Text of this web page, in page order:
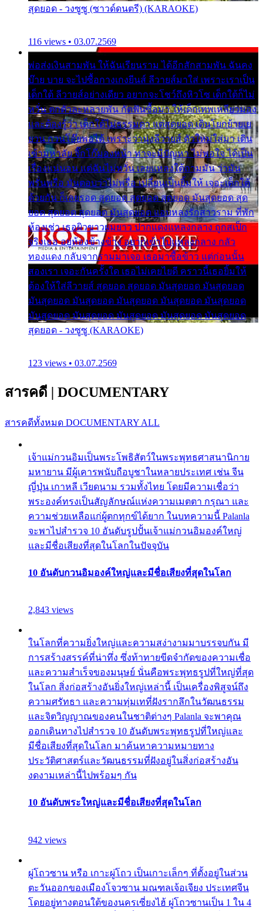
สุดยอด - วงซูซู (ซาวด์ดนตรี) (KARAOKE)
116 views • 03.07.2569
พ่อส่งเงินสามพัน ให้ฉันเรียนราม ได้อีกสักสามพัน ฉันคง
บ๊าย บาย จะไปซื้อกางเกงยีนส์ ลีวายส์มาใส่ เพราะเราเป็น
เด็กใต้ ลีวายส์อย่างเดียว อยากจะโชว์ถึงหิวโซ เด็กใต้ก็ไม่
หวั่น ตกตัวละหลายพัน กัดฟันซื้อมา ให้เด็กเทพเหลียวมอง
และต้องรู้ว่า เด็กใต้ไม่ธรรมดา แต่สุดยอด เดินโยกย้ายเย
ยวน กวนโอ๊ยพอได้ เพราะว่านุ่งลีวายส์ ตัวใหม่ใส่มา เดิน
เข้ามหาลัย จิ๊กโก๊มองหน้า ท่าจะมีปัญหา ไม่พอใจ ได้เป็น
เรื่องแน่นอน แต่ฉันไม่หวั่น เลยแหลงใต้ถามมัน ว่ามัน
พรั่นพรือ มันตอบว่าไม่พรื่อ เปลี่ยนเป็นยิ้มให้ เจอะเด็กใต้
ด้วยกัน ก็เลยรอด สุดยอด สุดยอด สุดยอด มันสุดยอด สุด
ยอด สุดยอด สุดยอด มันสุดยอด แอบหลงรักสาวราม ที่พัก
ห้องเช่า เธอผิวขาวผมยาว ปากแดงแหลงกลาง ถูกสเป็ก
จริงเธอ อยู่ห้องข้างข้าง อยากเข้าไปแหลงกลาง กลัว
ทองแดง กลับจากรามมาเจอ เธอมาซื้อข้าว แต่ก่อนนั้น
สองเรา เจอะกันครั้งใด เธอไม่เคยไยดี คราวนี้เธอยิ้มให้
ต้องให้ใส่ลีวายส์ สุดยอด สุดยอด มันสุดยอด มันสุดยอด
มันสุดยอด มันสุดยอด มันสุดยอด มันสุดยอด มันสุดยอด
มันสุดยอด มันสุดยอด มันสุดยอด มันสุดยอด มันสุดยอด
สุดยอด - วงซูซู (KARAOKE)
123 views • 03.07.2569
สารคดี | DOCUMENTARY
สารคดีทั้งหมด DOCUMENTARY ALL
เจ้าแม่กวนอิมเป็นพระโพธิสัตว์ในพระพุทธศาสนานิกาย
มหายาน มีผู้เคารพนับถือบูชาในหลายประเทศ เช่น จีน
ญี่ปุ่น เกาหลี เวียดนาม รวมทั้งไทย โดยมีความเชื่อว่า
พระองค์ทรงเป็นสัญลักษณ์แห่งความเมตตา กรุณา และ
ความช่วยเหลือแก่ผู้ตกทุกข์ได้ยาก ในบทความนี้ Palanla
จะพาไปสำรวจ 10 อันดับรูปปั้นเจ้าแม่กวนอิมองค์ใหญ่
และมีชื่อเสียงที่สุดในโลกในปัจจุบัน
10 อันดับกวนอิมองค์ใหญ่และมีชื่อเสียงที่สุดในโลก
2,843 views
ในโลกที่ความยิ่งใหญ่และความสง่างามมาบรรจบกัน มี
การสร้างสรรค์ที่น่าทึ่ง ซึ่งท้าทายขีดจำกัดของความเชื่อ
และความสำเร็จของมนุษย์ นั่นคือพระพุทธรูปที่ใหญ่ที่สุด
ในโลก สิ่งก่อสร้างอันยิ่งใหญ่เหล่านี้ เป็นเครื่องพิสูจน์ถึง
ความศรัทธา และความทุ่มเทที่ฝังรากลึกในวัฒนธรรม
และจิตวิญญาณของคนในชาติต่างๆ Palanla จะพาคุณ
ออกเดินทางไปสำรวจ 10 อันดับพระพุทธรูปที่ใหญ่และ
มีชื่อเสียงที่สุดในโลก มาค้นหาความหมายทาง
ประวัติศาสตร์และวัฒนธรรมที่ฝังอยู่ในสิ่งก่อสร้างอัน
งดงามเหล่านี้ไปพร้อมๆ กัน
10 อันดับพระใหญ่และมีชื่อเสียงที่สุดในโลก
942 views
ผู่โถวซาน หรือ เกาะผู่โถว เป็นเกาะเล็กๆ ที่ตั้งอยู่ในส่วน
ตะวันออกของเมืองโจวซาน มณฑลเจ้อเจียง ประเทศจีน
โดยอยู่ทางตอนใต้ของนครเซี่ยงไฮ้ ผู่โถวซานเป็น 1 ใน 4